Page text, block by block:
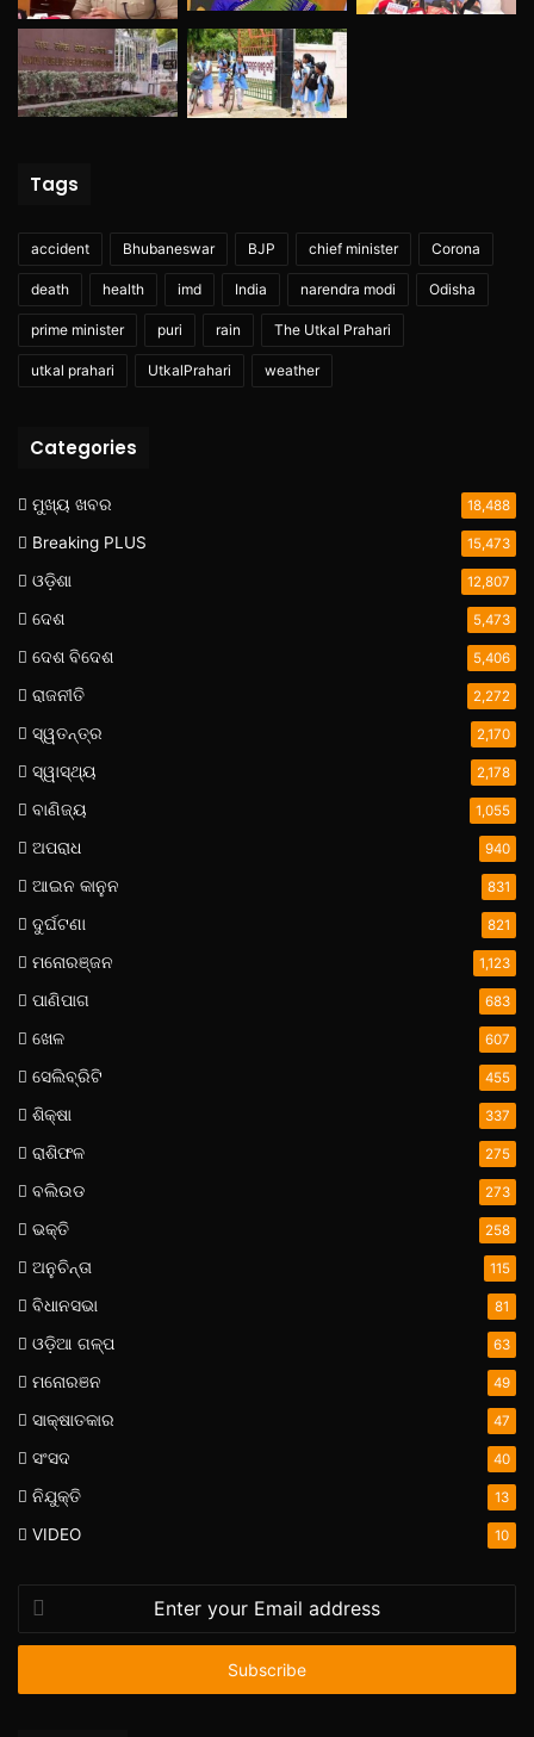
Tags
accident Bhubaneswar BJP chief minister Corona
death health imd India narendra modi Odisha
prime minister puri rain The Utkal Prahari
utkal prahari UtkalPrahari weather
Categories
ମୁଖ୍ୟ ଖବର 18,488
Breaking PLUS 15,473
ଓଡ଼ିଶା 12,807
ଦେଶ 5,473
ଦେଶ ବିଦେଶ 5,406
ରାଜନୀତି 2,272
ସ୍ୱତନ୍ତ୍ର 2,170
ସ୍ୱାସ୍ଥ୍ୟ 2,178
ବାଣିଜ୍ୟ 1,055
ଅପରାଧ 940
ଆଇନ କାନୁନ 831
ଦୁର୍ଘଟଣା 821
ମନୋରଞ୍ଜନ 1,123
ପାଣିପାଗ 683
ଖେଳ 607
ସେଲିବ୍ରିଟି 455
ଶିକ୍ଷା 337
ରାଶିଫଳ 275
ବଲିଉଡ 273
ଭକ୍ତି 258
ଅନୁଚିନ୍ତା 115
ବିଧାନସଭା 81
ଓଡ଼ିଆ ଗଳ୍ପ 63
ମନୋରଞନ 49
ସାକ୍ଷାତକାର 47
ସଂସଦ 40
ନିଯୁକ୍ତି 13
VIDEO 10
Enter
your
Email